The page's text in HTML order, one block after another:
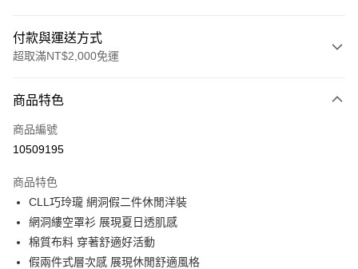
付款與運送方式
超取滿NT$2,000免運
信用卡一次付款
信用卡分期付款
合作金庫商業銀行
華南商業銀行
上海商業儲蓄銀行
國泰世華商業銀行
臺灣中小企業銀行
台中商業銀行
超商取貨付款
LINE Pay
Apple Pay
商品特色
商品編號
10509195
商品特色
CLL巧玲瓏 網洞假二件休閒洋裝
網洞縷空罩衫 展現夏日透肌感
棉質布料 穿著舒適好活動
假兩件式層次感 展現休閒舒適風格